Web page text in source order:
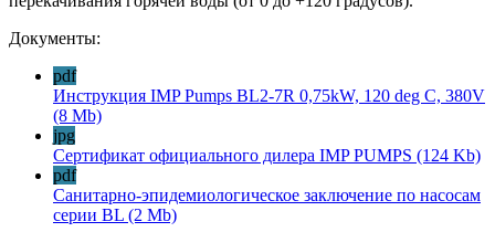
Документы:
pdf
Инструкция IMP Pumps BL2-7R 0,75kW, 120 deg C, 380V
(8 Mb)
jpg
Сертификат официального дилера IMP PUMPS (124 Kb)
pdf
Санитарно-эпидемиологическое заключение по насосам
серии BL (2 Mb)